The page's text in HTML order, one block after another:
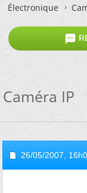
Électronique

Caméra IP
26/05/2007,